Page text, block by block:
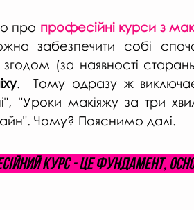
про професійні курси з
забезпечити собі
(за наявності
.  Тому одразу ж
"Уроки макіяжу за три
Чому? Пояснимо далі.
курс - це фундамент,